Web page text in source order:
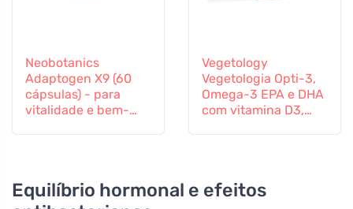
Neobotanics
Adaptogen X9 (60
cápsulas) - para
vitalidade e bem-
Vegetology
Vegetologia Opti-3,
Omega-3 EPA e DHA
com vitamina D3,
Equilíbrio hormonal e efeitos